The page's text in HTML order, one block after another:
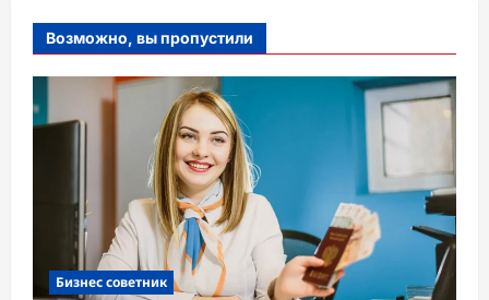
Возможно, вы пропустили
Бизнес советник